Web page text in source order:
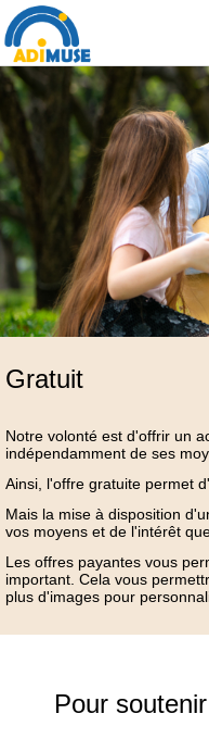
Gratuit
Notre volonté est d'offrir un
indépendamment de ses
Ainsi, l'offre gratuite permet
Mais la mise à disposition
vos moyens et de l'intérêt
Les offres payantes vous
important. Cela vous
plus d'images pour
Pour